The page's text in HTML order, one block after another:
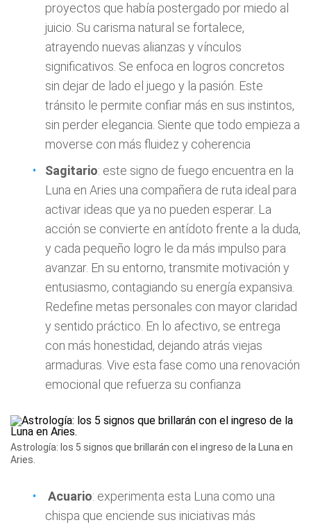
proyectos que había postergado por miedo al
juicio. Su carisma natural se fortalece,
atrayendo nuevas alianzas y vínculos
significativos. Se enfoca en logros concretos
sin dejar de lado el juego y la pasión. Este
tránsito le permite confiar más en sus instintos,
sin perder elegancia. Siente que todo empieza a
moverse con más fluidez y coherencia
Sagitario: este signo de fuego encuentra en la
Luna en Aries una compañera de ruta ideal para
activar ideas que ya no pueden esperar. La
acción se convierte en antídoto frente a la duda,
y cada pequeño logro le da más impulso para
avanzar. En su entorno, transmite motivación y
entusiasmo, contagiando su energía expansiva.
Redefine metas personales con mayor claridad
y sentido práctico. En lo afectivo, se entrega
con más honestidad, dejando atrás viejas
armaduras. Vive esta fase como una renovación
emocional que refuerza su confianza
Astrología: los 5 signos que brillarán con el ingreso de la Luna en
Aries.
Acuario: experimenta esta Luna como una
chispa que enciende sus iniciativas más